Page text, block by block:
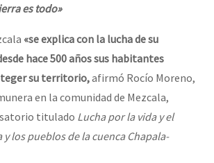
es todo»
«se explica con la lucha de su
hace 500 años sus habitantes
su territorio,afirmó Rocío Moreno,
en la comunidad de Mezcala,
titulado Lucha por la vida y el
los pueblos de la cuenca Chapala-